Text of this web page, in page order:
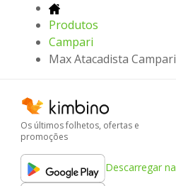
Produtos
Campari
Max Atacadista Campari
Os últimos folhetos, ofertas e
promoções
Descarregar na